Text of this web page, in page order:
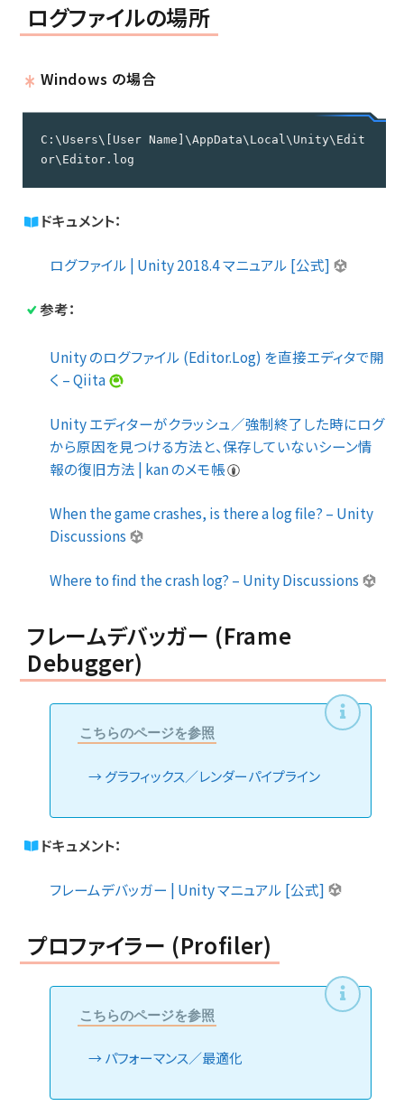
ログファイルの場所
Windows の場合
C:\Users\[User Name]\AppData\Local\Unity\Edit
or\Editor.log
ドキュメント：
ログファイル | Unity 2018.4 マニュアル [公式]
参考：
Unity のログファイル (Editor.Log) を直接エディタで開
く – Qiita
Unity エディターがクラッシュ／強制終了した時にログ
から原因を見つける方法と、保存していないシーン情
報の復旧方法 | kan のメモ帳
When the game crashes, is there a log file? – Unity
Discussions
Where to find the crash log? – Unity Discussions
フレームデバッガー (Frame
Debugger)
こちらのページを参照
グラフィックス／レンダーパイプライン
ドキュメント：
フレームデバッガー | Unity マニュアル [公式]
プロファイラー (Profiler)
こちらのページを参照
パフォーマンス／最適化